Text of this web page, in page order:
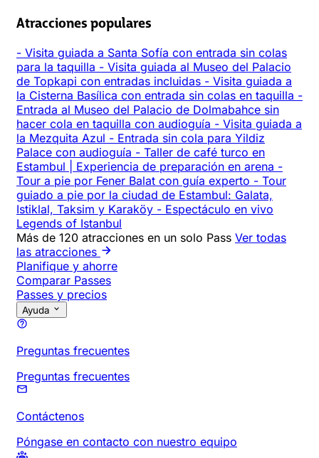
Atracciones populares
- Visita guiada a Santa Sofía con entrada sin colas
para la taquilla - Visita guiada al Museo del Palacio
de Topkapi con entradas incluidas - Visita guiada a
la Cisterna Basílica con entrada sin colas en taquilla -
Entrada al Museo del Palacio de Dolmabahce sin
hacer cola en taquilla con audioguía - Visita guiada a
la Mezquita Azul - Entrada sin cola para Yildiz
Palace con audioguía - Taller de café turco en
Estambul | Experiencia de preparación en arena -
Tour a pie por Fener Balat con guía experto - Tour
guiado a pie por la ciudad de Estambul: Galata,
Istiklal, Taksim y Karaköy - Espectáculo en vivo
Legends of Istanbul
Más de 120 atracciones en un solo Pass Ver todas
las atracciones
Planifique y ahorre
Comparar Passes
Passes y precios
Ayuda
Preguntas frecuentes
Preguntas frecuentes
Contáctenos
Póngase en contacto con nuestro equipo